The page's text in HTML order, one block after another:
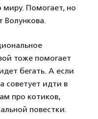
Помогает, но
Волункова.
тоже помогает
бегать. А если
советует идти в
про котиков,
повестки.